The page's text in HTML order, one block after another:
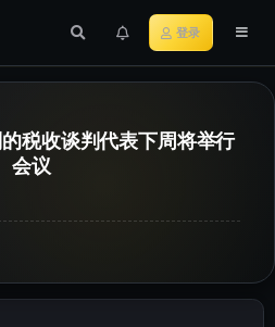
登录
税收谈判代表下周将举行
会议